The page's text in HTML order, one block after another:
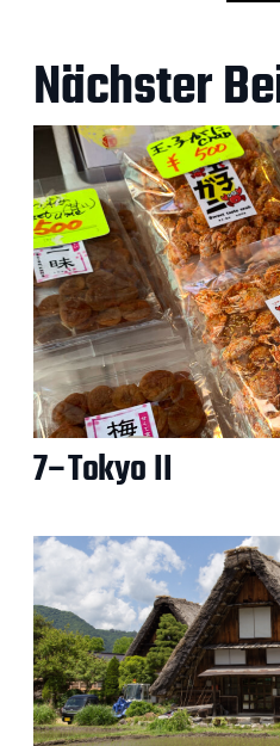
Nächster
7–Tokyo II